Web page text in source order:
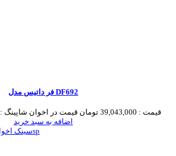
فر داتیس مدل DF692
قیمت : 39,043,000 تومان قیمت در اخوان شاپینگ :
اضافه به سبد خرید